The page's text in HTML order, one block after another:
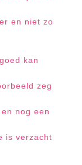
en niet zo
kan
zeg
nog een
is verzacht